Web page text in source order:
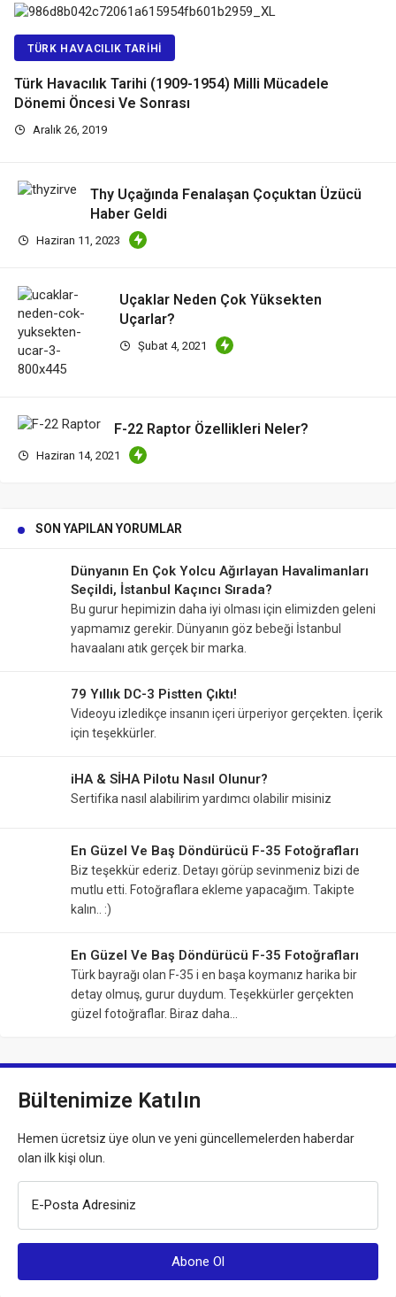
TÜRK HAVACILIK TARIHI
Türk Havacılık Tarihi (1909-1954) Milli Mücadele
Dönemi Öncesi Ve Sonrası
Aralık 26, 2019
Thy Uçağında Fenalaşan Çoçuktan Üzücü
Haber Geldi
Haziran 11, 2023
Uçaklar Neden Çok Yüksekten
Uçarlar?
Şubat 4, 2021
F-22 Raptor Özellikleri Neler?
Haziran 14, 2021
SON YAPILAN YORUMLAR
Dünyanın En Çok Yolcu Ağırlayan Havalimanları
Seçildi, İstanbul Kaçıncı Sırada?
Bu gurur hepimizin daha iyi olması için elimizden geleni
yapmamız gerekir. Dünyanın göz bebeği İstanbul
havaalanı atık gerçek bir marka.
79 Yıllık DC-3 Pistten Çıktı!
Videoyu izledikçe insanın içeri ürperiyor gerçekten. İçerik
için teşekkürler.
iHA & SİHA Pilotu Nasıl Olunur?
Sertifika nasıl alabilirim yardımcı olabilir misiniz
En Güzel Ve Baş Döndürücü F-35 Fotoğrafları
Biz teşekkür ederiz. Detayı görüp sevinmeniz bizi de
mutlu etti. Fotoğraflara ekleme yapacağım. Takipte
kalın.. :)
En Güzel Ve Baş Döndürücü F-35 Fotoğrafları
Türk bayrağı olan F-35 i en başa koymanız harika bir
detay olmuş, gurur duydum. Teşekkürler gerçekten
güzel fotoğraflar. Biraz daha…
Bültenimize Katılın
Hemen ücretsiz üye olun ve yeni güncellemelerden haberdar
olan ilk kişi olun.
E-Posta Adresiniz